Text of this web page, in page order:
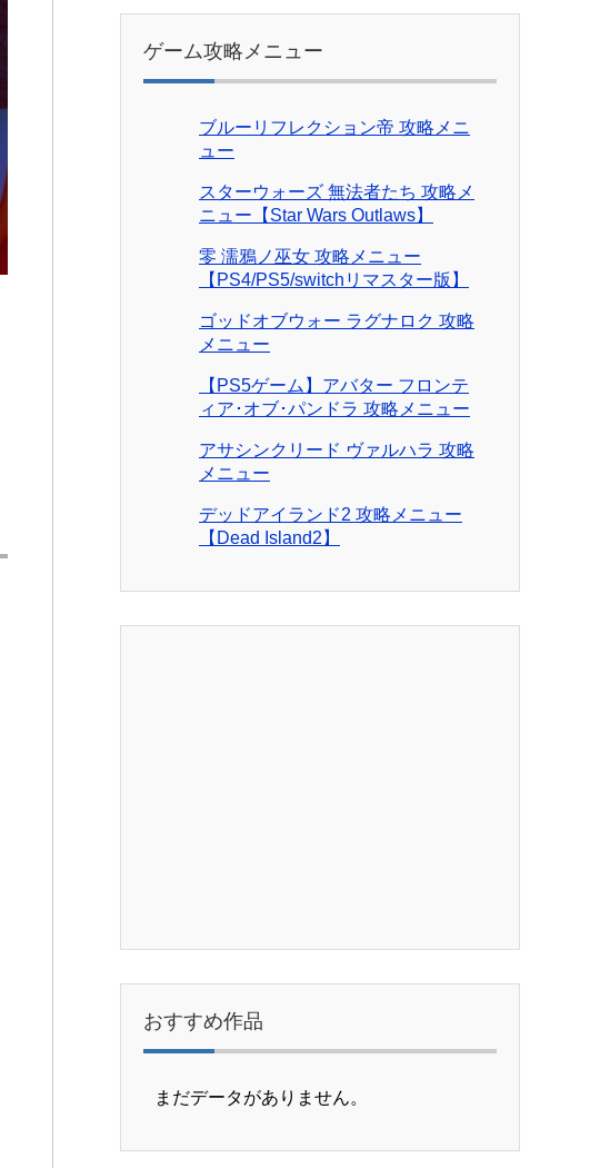
ゲーム攻略メニュー
ブルーリフレクション帝 攻略メニ
ュー
スターウォーズ 無法者たち 攻略メ
ニュー【Star Wars Outlaws】
零 濡鴉ノ巫女 攻略メニュー
【PS4/PS5/switchリマスター版】
ゴッドオブウォー ラグナロク 攻略
メニュー
【PS5ゲーム】アバター フロンテ
ィア･オブ･パンドラ 攻略メニュー
アサシンクリード ヴァルハラ 攻略
メニュー
デッドアイランド2 攻略メニュー
【Dead Island2】
おすすめ作品
まだデータがありません。